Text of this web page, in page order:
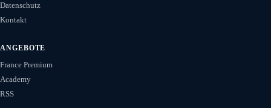
Datenschutz
Kontakt
ANGEBOTE
France Premium
Academy
RSS